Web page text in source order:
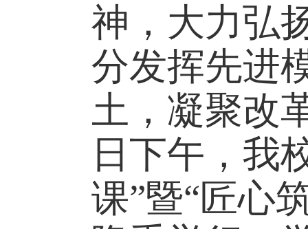
神，大力弘
分发挥先进
土，凝聚改
日下午，我
课”暨“匠心